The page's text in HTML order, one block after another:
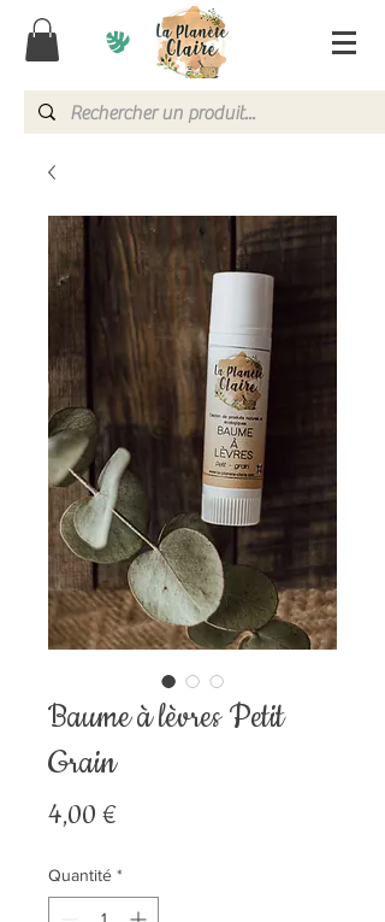
Baume à lèvres Petit
Grain
4,00 €Prix
Quantité *